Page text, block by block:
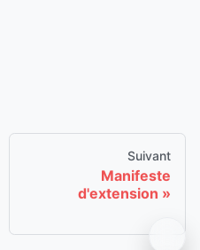
Suivant
Manifeste
d'extension